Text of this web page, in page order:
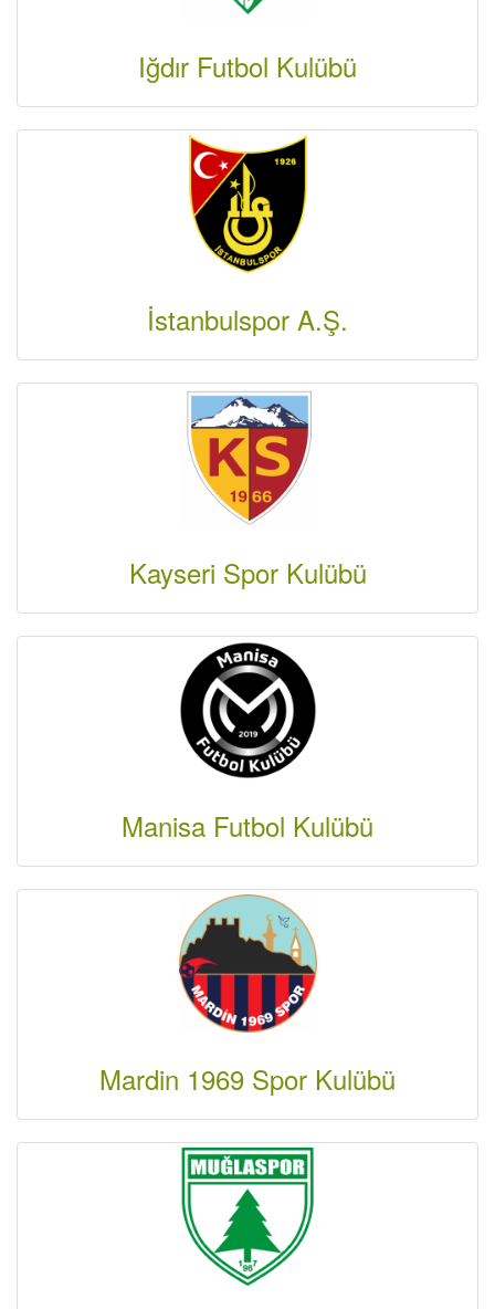
Iğdır Futbol Kulübü
İstanbulspor A.Ş.
Kayseri Spor Kulübü
Manisa Futbol Kulübü
Mardin 1969 Spor Kulübü